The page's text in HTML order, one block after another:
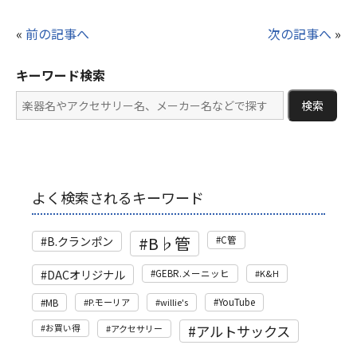
« 前の記事へ 次の記事へ »
キーワード検索
検索
よく検索されるキーワード
B.クランポン B♭管 C管
DACオリジナル GEBR.メーニッヒ K&H
MB P.モーリア willie's YouTube
お買い得 アクセサリー アルトサックス